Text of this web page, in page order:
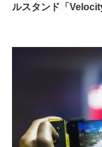
ルスタンド「